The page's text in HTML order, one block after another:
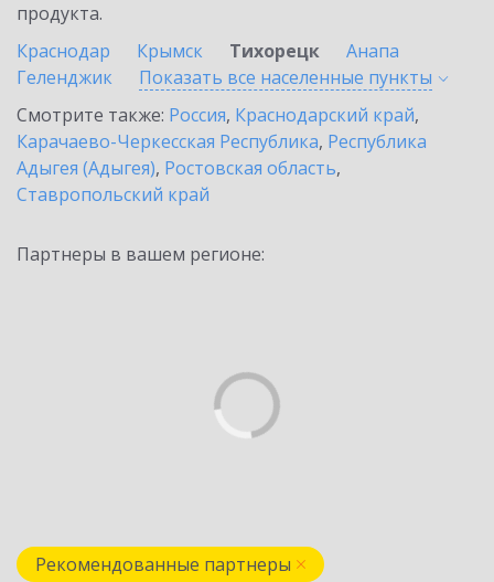
продукта.
Краснодар
Крымск Тихорецк
Анапа
Геленджик
Показать все населенные пункты
Смотрите также: Россия, Краснодарский край,
Карачаево-Черкесская Республика, Республика
Адыгея (Адыгея), Ростовская область,
Ставропольский край
Партнеры в вашем регионе:
Рекомендованные партнеры